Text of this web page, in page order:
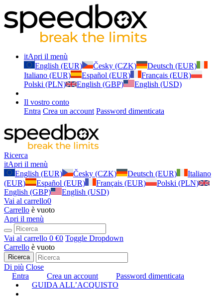
itApri il menù
English (EUR)
Česky (CZK)
Deutsch (EUR)
Italiano (EUR)
Español (EUR)
Français (EUR)
Polski (PLN)
English (GBP) English (USD)
Il vostro conto
Entra Crea un account Password dimenticata
Ricerca
itApri il menù
English (EUR)
Česky (CZK) Deutsch (EUR)
Italiano
(EUR)
Español (EUR) Français (EUR)
Polski (PLN)
English (GBP)
English (USD)
Vai al carrello0
Carrello è vuoto
Apri il menù
Vai al carrello 0 €0 Toggle Dropdown
Carrello è vuoto
Ricerca
Di più Close
Entra
Crea un account
Password dimenticata
GUIDA ALL’ACQUISTO